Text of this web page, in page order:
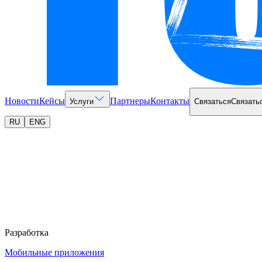
НовостиКейсы Услуги ПартнерыКонтакты Связаться
RU ENG
Разработка
Мобильные приложения